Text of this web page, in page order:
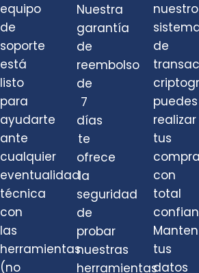
equipo
de
soporte
está
listo
para
ayudarte
ante
cualquier
eventualidad
técnica
con
las
herramientas
(no
Nuestra
garantía
de
reembolso
de
7
días
te
ofrece
la
seguridad
de
probar
nuestras
herramientas
nuestro
de
puedes
realizar
tus
con
total
tus
datos